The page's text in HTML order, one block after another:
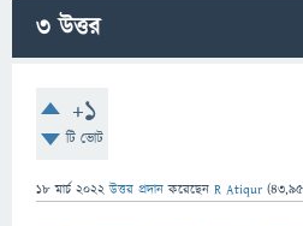
3উত্তর
+1
টি ভোট
18 মার্চ 2022 উত্তর প্রদান করেছেন R Atiqur (